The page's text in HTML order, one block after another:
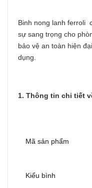
Binh nong lanh ferroli
sự sang trọng cho
bảo vệ an toàn hiện
dụng.
1. Thông tin chi tiết
Mã sản phẩm
Kiểu bình